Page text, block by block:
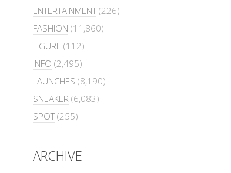
ENTERTAINMENT(226)
FASHION (11,860)
FIGURE (112)
INFO (2,495)
LAUNCHES (8,190)
SNEAKER (6,083)
SPOT(255)
ARCHIVE